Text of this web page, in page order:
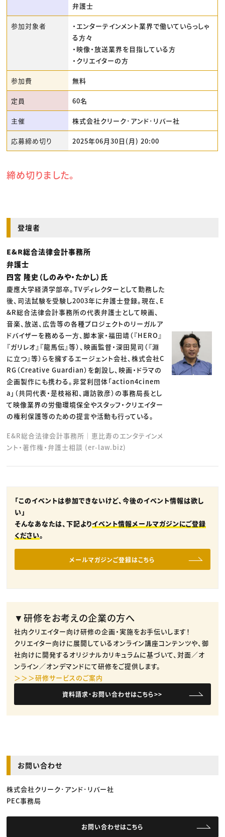
弁護士
参加対象者
・エンターテインメント業界で働いていらっしゃ
る方々
・映像・放送業界を目指している方
・クリエイターの方
参加費 無料
定員 60名
主催 株式会社クリーク･アンド･リバー社
応募締め切り 2025年06月30日(月) 20:00
締め切りました。
登壇者
E&R総合法律会計事務所
弁護士
四宮 隆史（しのみや・たかし）氏
慶應大学経済学部卒。TVディレクターとして勤務した
後、司法試験を受験し2003年に弁護士登録。現在、E
&R総合法律会計事務所の代表弁護士として映画、
音楽、放送、広告等の各種プロジェクトのリーガルア
ドバイザーを務める一方、脚本家・福田靖（『HERO』
『ガリレオ』『龍馬伝』等）、映画監督・深田晃司（『淵
に立つ』等）らを擁するエージェント会社、株式会社C
RG（Creative Guardian）を創設し、映画・ドラマの
企画製作にも携わる。非営利団体「action4cinem
a」（共同代表・是枝裕和、諏訪敦彦）の事務局長とし
て映像業界の労働環境保全やスタッフ・クリエイター
の権利保護等のための提言や活動も行っている。
E&R総合法律会計事務所｜恵比寿のエンタテインメ
ント・著作権・弁護士相談 (er-law.biz)
「このイベントは参加できないけど、今後のイベント情報は欲し
い」
そんなあなたは、下記よりイベント情報メールマガジンにご登録
ください。
メールマガジンご登録はこちら
▼研修をお考えの企業の方へ
社内クリエイター向け研修の企画・実施をお手伝いします！
クリエイター向けに展開しているオンライン講座コンテンツや、御
社向けに開発するオリジナルカリキュラムに基づいて、対面／オ
ンライン／オンデマンドにて研修をご提供します。
＞＞＞研修サービスのご案内
資料請求・お問い合わせはこちら>>
お問い合わせ
株式会社クリーク･アンド･リバー社
PEC事務局
お問い合わせはこちら